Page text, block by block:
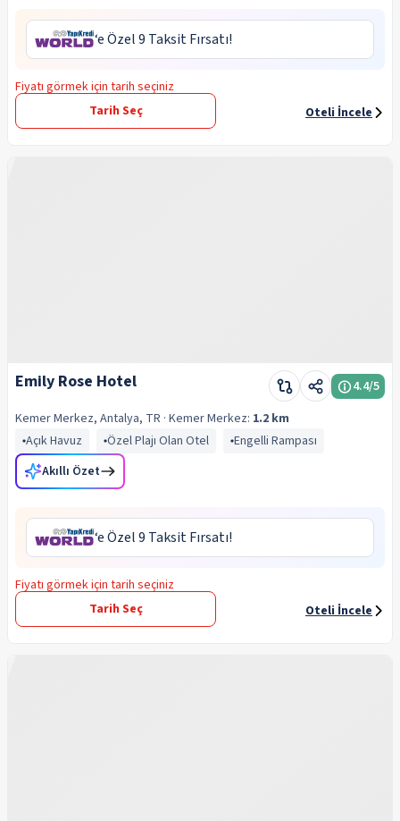
‘e Özel 9 Taksit Fırsatı!
Fiyatı görmek için tarih seçiniz
Tarih Seç
Oteli İncele
Emily Rose Hotel 4.4/5
Kemer Merkez, Antalya, TR · KemerMerkez: 1.2 km
Açık Havuz
Özel Plajı Olan Otel
Engelli Rampası
Akıllı Özet
‘e Özel 9 Taksit Fırsatı!
Fiyatı görmek için tarih seçiniz
Tarih Seç
Oteli İncele